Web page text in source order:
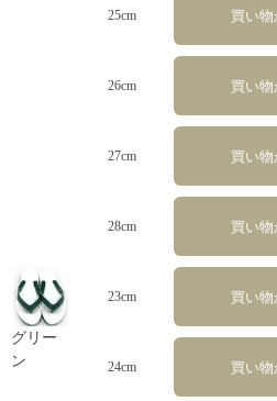
25cm 買い
26cm 買い
27cm 買い
28cm 買い
グリー
ン
23cm 買い
24cm 買い